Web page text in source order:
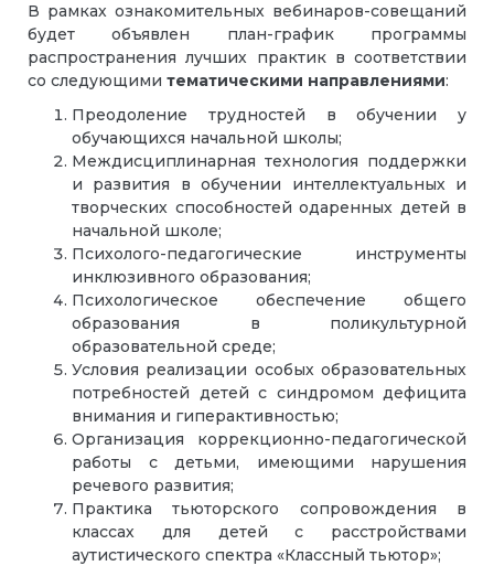
В рамках ознакомительных вебинаров-совещаний
будет объявлен план-график программы
распространения лучших практик в соответствии
со следующими тематическими направлениями:
Преодоление трудностей в обучении у
обучающихся начальной школы;
Междисциплинарная технология поддержки
и развития в обучении интеллектуальных и
творческих способностей одаренных детей в
начальной школе;
Психолого-педагогические инструменты
инклюзивного образования;
Психологическое обеспечение общего
образования в поликультурной
образовательной среде;
Условия реализации особых образовательных
потребностей детей с синдромом дефицита
внимания и гиперактивностью;
Организация коррекционно-педагогической
работы с детьми, имеющими нарушения
речевого развития;
Практика тьюторского сопровождения в
классах для детей с расстройствами
аутистического спектра «Классный тьютор»;